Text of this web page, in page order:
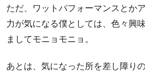
ただ、ワットパフォーマンスとか
力が気になる僕としては、色々興
ましてモニョモニョ。
あとは、気になった所を差し障り